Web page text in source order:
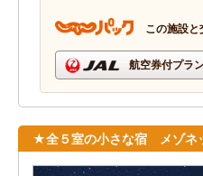
この施設
航空券付プラ
★全５室の小さな宿 メゾネ